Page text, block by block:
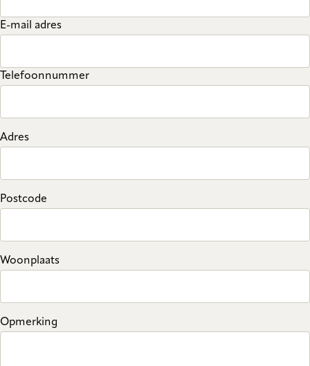
E-mail adres
Telefoonnummer
Adres
Postcode
Woonplaats
Opmerking